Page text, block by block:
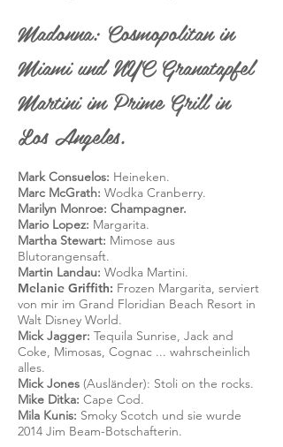
Madonna: Cosmopolitan in
Miami und NYC Granatapfel
Martini im Prime Grill in
Los Angeles.
Mark Consuelos: Heineken.
Marc McGrath: Wodka Cranberry.
Marilyn Monroe: Champagner.
Mario Lopez: Margarita.
Martha Stewart: Mimose aus
Blutorangensaft.
Martin Landau: Wodka Martini.
Melanie Griffith: Frozen Margarita, serviert
von mir im Grand Floridian Beach Resort in
Walt Disney World.
Mick Jagger: Tequila Sunrise, Jack and
Coke, Mimosas, Cognac ... wahrscheinlich
alles.
Mick Jones (Ausländer): Stoli on the rocks.
Mike Ditka: Cape Cod.
Mila Kunis: Smoky Scotch und sie wurde
2014 Jim Beam-Botschafterin.